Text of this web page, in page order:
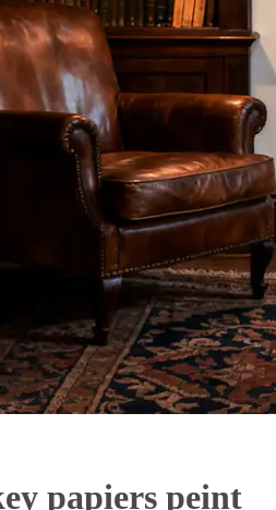
papiers peint